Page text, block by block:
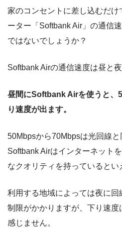
家のコンセントに差し込むだ
ーター「Softbank Air」の通信
ではないでしょうか？
Softbank Airの通信速度は昼と
昼間にSoftbank Airを使うと、
り速度が出ます。
50Mbpsから70Mbpsは光回線と
Softbank Airはインターネット
なクオリティを持っているとい
利用する地域によっては夜に
制限がかかりますが、下り速
感じません。